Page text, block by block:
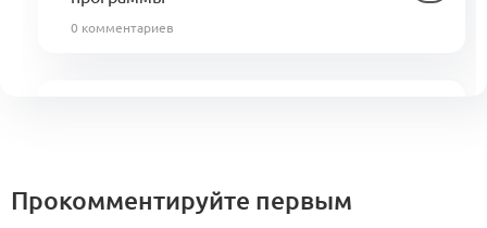
0 комментариев
Прокомментируйте первым